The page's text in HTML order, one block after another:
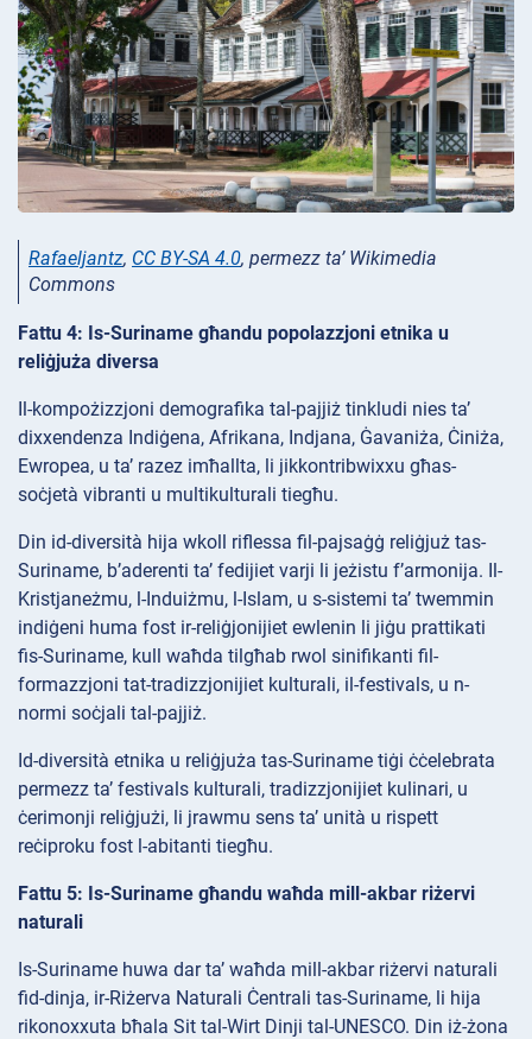
Rafaeljantz, CC BY-SA 4.0, permezz ta’ Wikimedia
Commons
Fattu 4: Is-Suriname għandu popolazzjoni etnika u
reliġjuża diversa
Il-kompożizzjoni demografika tal-pajjiż tinkludi nies ta’
dixxendenza Indiġena, Afrikana, Indjana, Ġavaniża, Ċiniża,
Ewropea, u ta’ razez imħallta, li jikkontribwixxu għas-
soċjetà vibranti u multikulturali tiegħu.
Din id-diversità hija wkoll riflessa fil-pajsaġġ reliġjuż tas-
Suriname, b’aderenti ta’ fedijiet varji li jeżistu f’armonija. Il-
Kristjaneżmu, l-Induiżmu, l-Islam, u s-sistemi ta’ twemmin
indiġeni huma fost ir-reliġjonijiet ewlenin li jiġu prattikati
fis-Suriname, kull waħda tilgħab rwol sinifikanti fil-
formazzjoni tat-tradizzjonijiet kulturali, il-festivals, u n-
normi soċjali tal-pajjiż.
Id-diversità etnika u reliġjuża tas-Suriname tiġi ċċelebrata
permezz ta’ festivals kulturali, tradizzjonijiet kulinari, u
ċerimonji reliġjużi, li jrawmu sens ta’ unità u rispett
reċiproku fost l-abitanti tiegħu.
Fattu 5: Is-Suriname għandu waħda mill-akbar riżervi
naturali
Is-Suriname huwa dar ta’ waħda mill-akbar riżervi naturali
fid-dinja, ir-Riżerva Naturali Ċentrali tas-Suriname, li hija
rikonoxxuta bħala Sit tal-Wirt Dinji tal-UNESCO. Din iż-żona